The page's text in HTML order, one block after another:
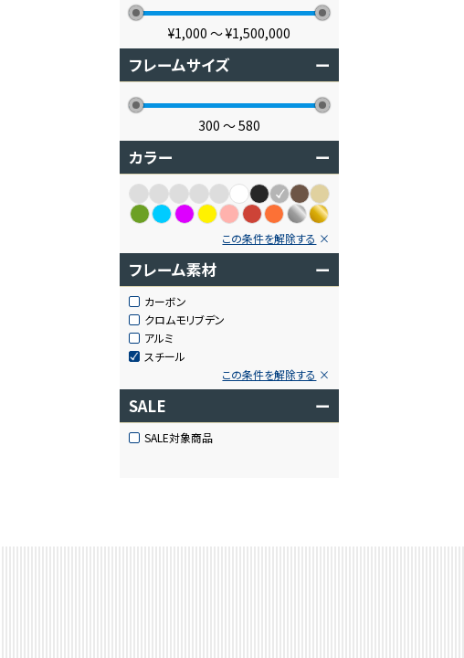
¥1,000 〜¥1,500,000
フレームサイズ ー
300 〜580
カラー ー
この条件を解除する
フレーム素材 ー
カーボン
クロムモリブデン
アルミ
スチール
この条件を解除する
SALE ー
SALE対象商品